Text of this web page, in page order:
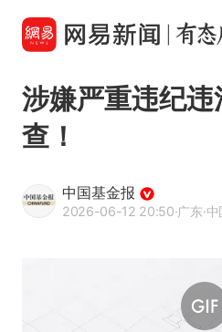
涉嫌严重违纪
查！
中国基金报
2026-06-12 20:50·广东·中